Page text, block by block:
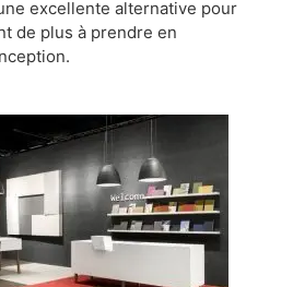
excellente alternative pour
de plus à prendre en